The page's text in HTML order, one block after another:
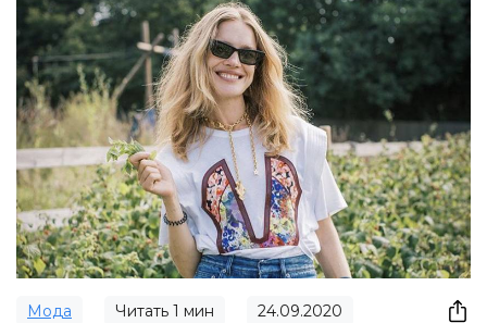
Мода Читать 1 мин 24.09.2020